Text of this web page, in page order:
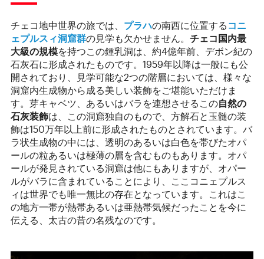
チェコ地中世界の旅では、 プラハの南西に位置する コニ
ェプルスィ洞窟群の見学も欠かせません。 チェコ国内最
大級の規模を持つこの鍾乳洞は、約4億年前、デボン紀の
石灰石に形成されたものです。1959年以降は一般にも公
開されており、見学可能な2つの階層においては、様々な
洞窟内生成物から成る美しい装飾をご堪能いただけま
す。芽キャベツ、あるいはバラを連想させるこの自然の
石灰装飾は、この洞窟独自のもので、方解石と玉髄の装
飾は150万年以上前に形成されたものとされています。バ
ラ状生成物の中には、透明のあるいは白色を帯びたオパ
ールの粒あるいは極薄の層を含むものもあります。オパ
ールが発見されている洞窟は他にもありますが、オパー
ルがバラに含まれていることにより、ここコニェプルス
ィは世界でも唯一無比の存在となっています。これはこ
の地方一帯が熱帯あるいは亜熱帯気候だったことを今に
伝える、太古の昔の名残なのです。